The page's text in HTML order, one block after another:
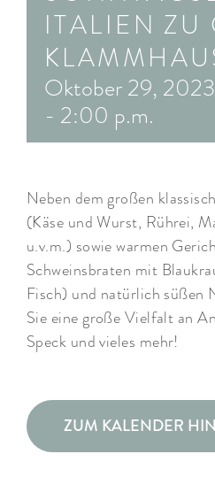
ITALIEN ZU
Oktober 29,
- 2:00 p.m.
Neben dem großen
(Käse und Wurst, Rührei,
u.v.m.) sowie warmen
Schweinsbraten mit
Fisch) und natürlich süßen
Sie eine große Vielfalt an
Speck und vieles mehr!
ZUM KALENDER